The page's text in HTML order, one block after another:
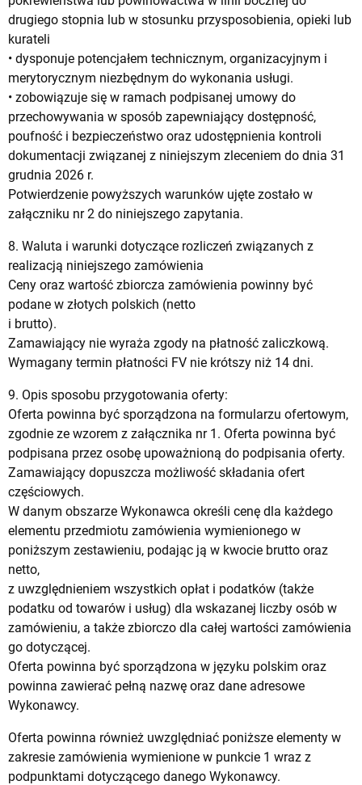
drugiego stopnia lub w stosunku przysposobienia, opieki lub
kurateli
• dysponuje potencjałem technicznym, organizacyjnym i
merytorycznym niezbędnym do wykonania usługi.
• zobowiązuje się w ramach podpisanej umowy do
przechowywania w sposób zapewniający dostępność,
poufność i bezpieczeństwo oraz udostępnienia kontroli
dokumentacji związanej z niniejszym zleceniem do dnia 31
grudnia 2026 r.
Potwierdzenie powyższych warunków ujęte zostało w
załączniku nr 2 do niniejszego zapytania.
8. Waluta i warunki dotyczące rozliczeń związanych z
realizacją niniejszego zamówienia
Ceny oraz wartość zbiorcza zamówienia powinny być
podane w złotych polskich (netto
i brutto).
Zamawiający nie wyraża zgody na płatność zaliczkową.
Wymagany termin płatności FV nie krótszy niż 14 dni.
9. Opis sposobu przygotowania oferty:
Oferta powinna być sporządzona na formularzu ofertowym,
zgodnie ze wzorem z załącznika nr 1. Oferta powinna być
podpisana przez osobę upoważnioną do podpisania oferty.
Zamawiający dopuszcza możliwość składania ofert
częściowych.
W danym obszarze Wykonawca określi cenę dla każdego
elementu przedmiotu zamówienia wymienionego w
poniższym zestawieniu, podając ją w kwocie brutto oraz
netto,
z uwzględnieniem wszystkich opłat i podatków (także
podatku od towarów i usług) dla wskazanej liczby osób w
zamówieniu, a także zbiorczo dla całej wartości zamówienia
go dotyczącej.
Oferta powinna być sporządzona w języku polskim oraz
powinna zawierać pełną nazwę oraz dane adresowe
Wykonawcy.
Oferta powinna również uwzględniać poniższe elementy w
zakresie zamówienia wymienione w punkcie 1 wraz z
podpunktami dotyczącego danego Wykonawcy.